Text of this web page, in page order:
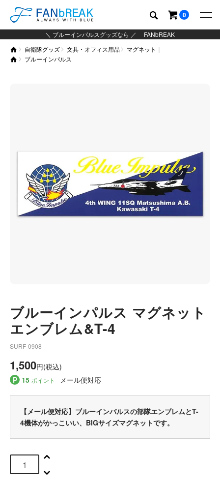
＼ ブルーインパルスグッズなら ／ FANbREAK
0
自衛隊グッズ 文具・オフィス用品
マグネット
ブルーインパルス
ブルーインパルス マグネット
エンブレム&T-4
SURF-0908
1,500円(税込)
P 15 ポイント メール便対応
【メール便対応】ブルーインパルスの部隊エンブレムとT-
4機体がかっこいい、BIGサイズマグネットです。